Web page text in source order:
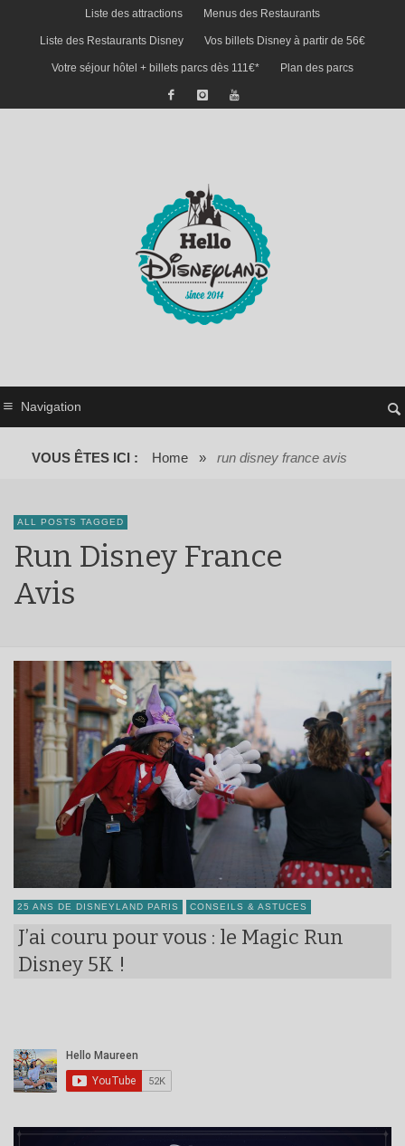
Liste des attractions Menus des Restaurants
Liste des Restaurants Disney Vos billets Disney à partir de 56€
Votre séjour hôtel + billets parcs dès 111€* Plan des parcs
Navigation
VOUS ÊTES ICI : Home » run disney france avis
ALL POSTS TAGGED
Run Disney France
Avis
25 ANS DE DISNEYLAND PARIS CONSEILS & ASTUCES
J’ai couru pour vous : le Magic Run
Disney 5K !